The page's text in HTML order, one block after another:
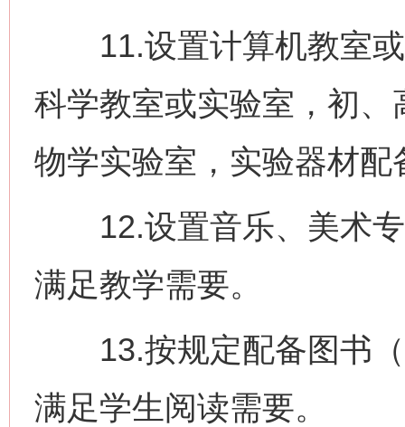
11.设置计算机教室或
科学教室或实验室，初
物学实验室，实验器材
12.设置音乐、美术专
满足教学需要。
13.按规定配备图书（
满足学生阅读需要。